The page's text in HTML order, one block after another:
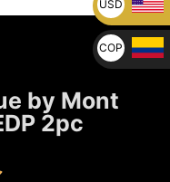
by Mont
2pc
USD
U$
COP
$